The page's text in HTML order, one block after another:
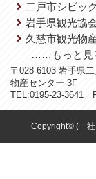
二戸市シビッ
岩手県観光協
久慈市観光物
……もっと見
〒028-6103 岩手県
物産センター 3F
TEL:0195-23-3641
Copyright© (一